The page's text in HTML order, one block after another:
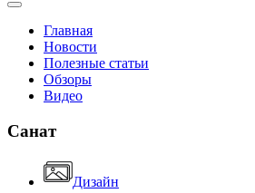
Главная
Новости
Полезные статьи
Обзоры
Видео
Санат
Дизайн